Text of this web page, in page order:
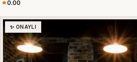
0.00
✨ ONAYLI